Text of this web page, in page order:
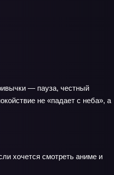
— пауза, честный
не «падает с неба», а
хочется смотреть аниме и